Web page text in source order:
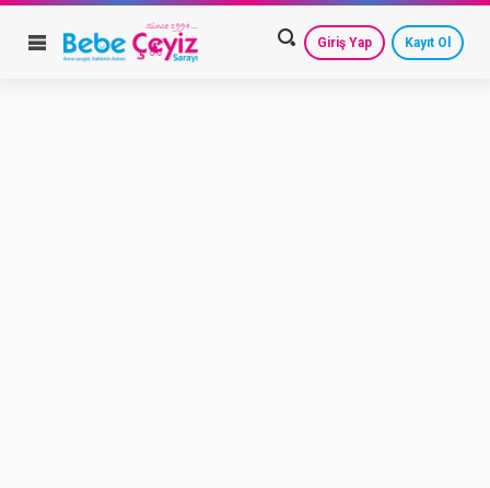
Giriş Yap Kayıt Ol